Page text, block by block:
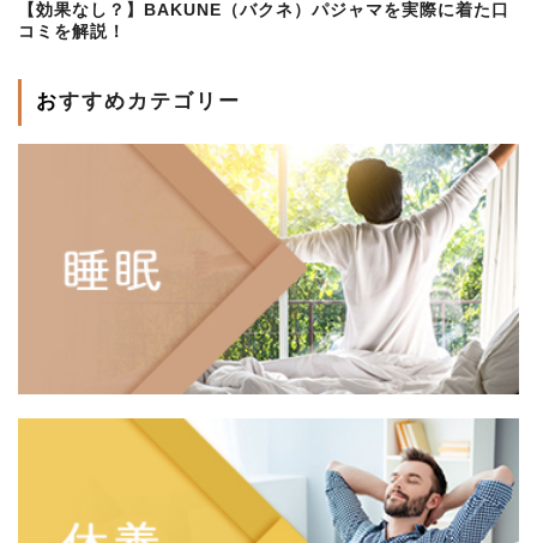
【効果なし？】BAKUNE（バクネ）パジャマを実際に着た口
コミを解説！
おすすめカテゴリー